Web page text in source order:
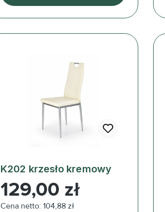
K202 krzesło kremowy
Cena regularna:
129,00 zł
Cena netto: 104,88 zł